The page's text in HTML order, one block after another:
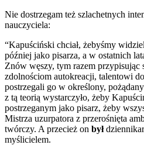
Nie dostrzegam też szlachetnych
nauczyciela:
“Kapuściński chciał, żebyśmy
później jako pisarza, a w ostatnich
Znów węszy, tym razem przypisując
zdolnościom autokreacji, talentowi
postrzegali go w określony,
z tą teorią wystarczyło, żeby
postrzeganym jako pisarz, żeby
Mistrza uzurpatora z przerośnięta
twórczy. A przecież on był
myślicielem.